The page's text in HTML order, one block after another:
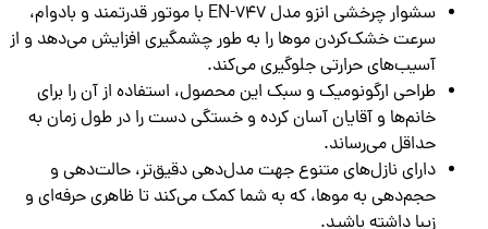
سشوار چرخشی انزو مدل EN-747 با موتور قدرتمند و بادوام،
سرعت خشک‌کردن موها را به طور چشمگیری افزایش می‌دهد و از
آسیب‌های حرارتی جلوگیری می‌کند.
طراحی ارگونومیک و سبک این محصول، استفاده از آن را برای
خانم‌ها و آقایان آسان کرده و خستگی دست را در طول زمان به
حداقل می‌رساند.
دارای نازل‌های متنوع جهت مدل‌دهی دقیق‌تر، حالت‌دهی و
حجم‌دهی به موها، که به شما کمک می‌کند تا ظاهری حرفه‌ای و
زیبا داشته باشید.